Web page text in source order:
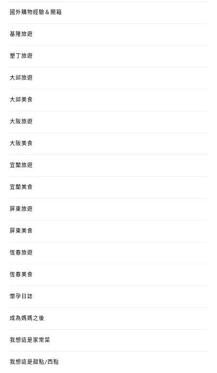
國外購物經驗＆開箱
基隆旅遊
墾丁旅遊
大邱旅遊
大邱美食
大阪旅遊
大阪美食
宜蘭旅遊
宜蘭美食
屏東旅遊
屏東美食
恆春旅遊
恆春美食
懷孕日誌
成為媽媽之後
我想這是家常菜
我想這是甜點/西點